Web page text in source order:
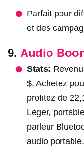
Parfait pour
et des
9. Audio
Stats:
$. Achetez
profitez de
Léger,
parleur
audio